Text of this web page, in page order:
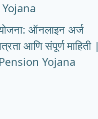
ऑनलाइन अर्ज
आणि संपूर्ण माहिती |
Yojana